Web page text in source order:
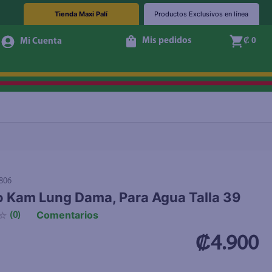
Tienda Maxi Palí Productos Exclusivos en línea
Mis pedidos ₡ 0
Kam Lung Dama, Para Agua Talla 39
☆ (0) Comentarios
₡4.900